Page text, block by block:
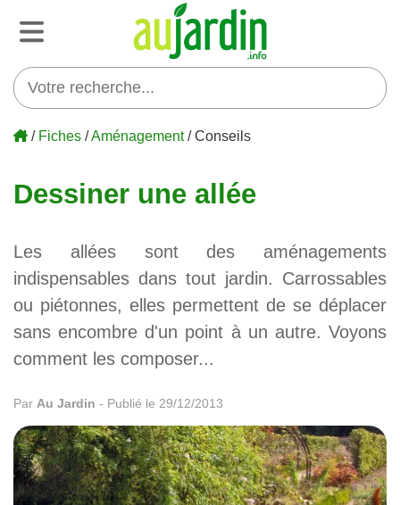
/ Fiches /Aménagement/ Conseils
Dessiner une allée
Les allées sont des aménagements
indispensables dans tout jardin. Carrossables
ou piétonnes, elles permettent de se déplacer
sans encombre d'un point à un autre. Voyons
comment les composer...
Par Au Jardin - Publié le 29/12/2013